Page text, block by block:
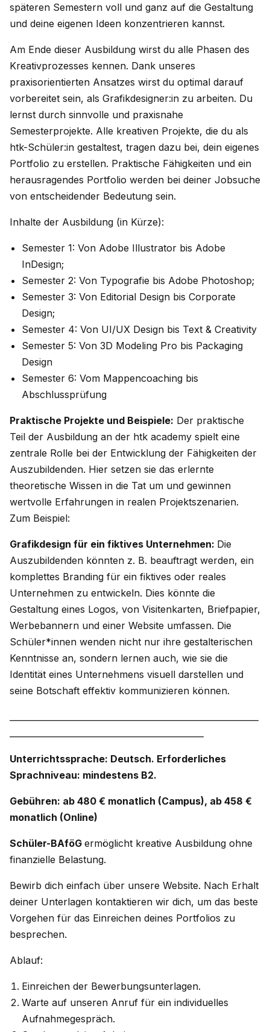
späteren Semestern voll und ganz auf die Gestaltung
und deine eigenen Ideen konzentrieren kannst.
Am Ende dieser Ausbildung wirst du alle Phasen des
Kreativprozesses kennen. Dank unseres
praxisorientierten Ansatzes wirst du optimal darauf
vorbereitet sein, als Grafikdesigner:in zu arbeiten. Du
lernst durch sinnvolle und praxisnahe
Semesterprojekte. Alle kreativen Projekte, die du als
htk-Schüler:in gestaltest, tragen dazu bei, dein eigenes
Portfolio zu erstellen. Praktische Fähigkeiten und ein
herausragendes Portfolio werden bei deiner Jobsuche
von entscheidender Bedeutung sein.
Inhalte der Ausbildung (in Kürze):
Semester 1: Von Adobe Illustrator bis Adobe
InDesign;
Semester 2: Von Typografie bis Adobe Photoshop;
Semester 3: Von Editorial Design bis Corporate
Design;
Semester 4: Von UI/UX Design bis Text & Creativity
Semester 5: Von 3D Modeling Pro bis Packaging
Design
Semester 6: Vom Mappencoaching bis
Abschlussprüfung
Praktische Projekte und Beispiele: Der praktische
Teil der Ausbildung an der htk academy spielt eine
zentrale Rolle bei der Entwicklung der Fähigkeiten der
Auszubildenden. Hier setzen sie das erlernte
theoretische Wissen in die Tat um und gewinnen
wertvolle Erfahrungen in realen Projektszenarien.
Zum Beispiel:
Grafikdesign für ein fiktives Unternehmen: Die
Auszubildenden könnten z. B. beauftragt werden, ein
komplettes Branding für ein fiktives oder reales
Unternehmen zu entwickeln. Dies könnte die
Gestaltung eines Logos, von Visitenkarten, Briefpapier,
Werbebannern und einer Website umfassen. Die
Schüler*innen wenden nicht nur ihre gestalterischen
Kenntnisse an, sondern lernen auch, wie sie die
Identität eines Unternehmens visuell darstellen und
seine Botschaft effektiv kommunizieren können.
Unterrichtssprache: Deutsch. Erforderliches
Sprachniveau: mindestens B2.
Gebühren: ab 480 € monatlich (Campus), ab 458 €
monatlich (Online)
Schüler-BAföG ermöglicht kreative Ausbildung ohne
finanzielle Belastung.
Bewirb dich einfach über unsere Website. Nach Erhalt
deiner Unterlagen kontaktieren wir dich, um das beste
Vorgehen für das Einreichen deines Portfolios zu
besprechen.
Ablauf:
Einreichen der Bewerbungsunterlagen.
Warte auf unseren Anruf für ein individuelles
Aufnahmegespräch.